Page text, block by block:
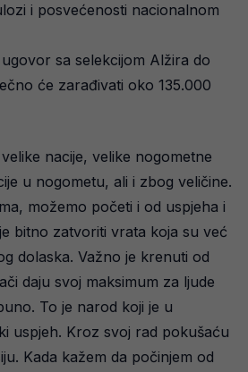
i posvećenosti nacionalnom
sa selekcijom Alžira do
će zarađivati oko 135.000
nacije, velike nogometne
u nogometu, ali i zbog veličine.
možemo početi i od uspjeha i
bitno zatvoriti vrata koja su već
dolaska. Važno je krenuti od
daju svoj maksimum za ljude
To je narod koji je u
uspjeh. Kroz svoj rad pokušaću
Kada kažem da počinjem od